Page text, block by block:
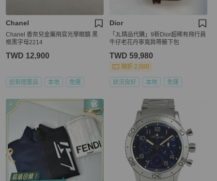
Chanel
Chanel 香奈兒金屬飛官光學眼鏡 黑
框黑字母2214
TWD 12,900
近新閒置品 本地 免運
Dior
「JL精品代購」9新Dior超稀有飛行員
牛仔老花丹寧寬肩帶腋下包
TWD 59,980
現折 2,000
狀況良好 本地 免運